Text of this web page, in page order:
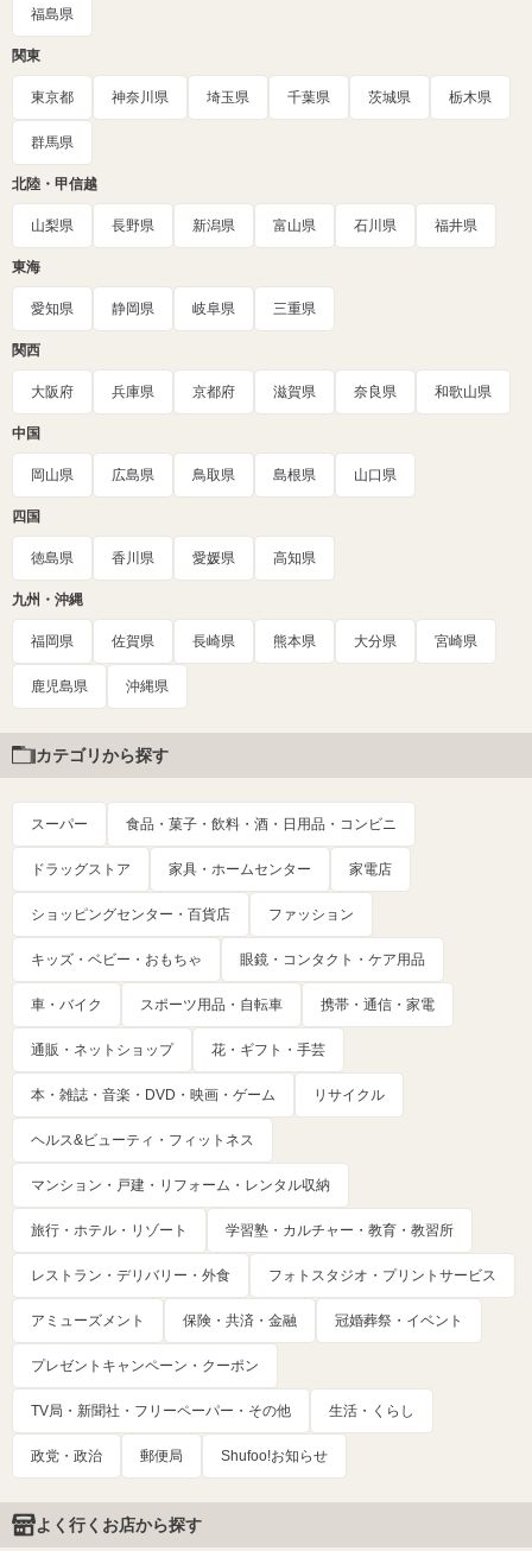
福島県
関東
東京都 神奈川県 埼玉県 千葉県 茨城県 栃木県
群馬県
北陸・甲信越
山梨県 長野県 新潟県 富山県 石川県 福井県
東海
愛知県 静岡県 岐阜県 三重県
関西
大阪府 兵庫県 京都府 滋賀県 奈良県 和歌山県
中国
岡山県 広島県 鳥取県 島根県 山口県
四国
徳島県 香川県 愛媛県 高知県
九州・沖縄
福岡県 佐賀県 長崎県 熊本県 大分県 宮崎県
鹿児島県 沖縄県
カテゴリから探す
スーパー 食品・菓子・飲料・酒・日用品・コンビニ
ドラッグストア 家具・ホームセンター 家電店
ショッピングセンター・百貨店 ファッション
キッズ・ベビー・おもちゃ 眼鏡・コンタクト・ケア用品
車・バイク スポーツ用品・自転車 携帯・通信・家電
通販・ネットショップ 花・ギフト・手芸
本・雑誌・音楽・DVD・映画・ゲーム リサイクル
ヘルス&ビューティ・フィットネス
マンション・戸建・リフォーム・レンタル収納
旅行・ホテル・リゾート 学習塾・カルチャー・教育・教習所
レストラン・デリバリー・外食 フォトスタジオ・プリントサービス
アミューズメント 保険・共済・金融 冠婚葬祭・イベント
プレゼントキャンペーン・クーポン
TV局・新聞社・フリーペーパー・その他 生活・くらし
政党・政治 郵便局 Shufoo!お知らせ
よく行くお店から探す